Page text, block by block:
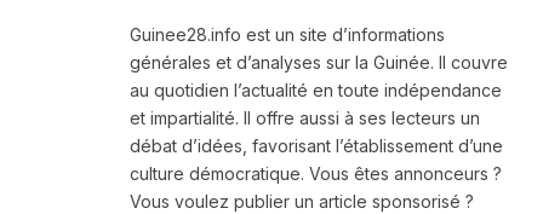
Guinee28.info est un site d’informations
générales et d’analyses sur la Guinée. Il couvre
au quotidien l’actualité en toute indépendance
et impartialité. Il offre aussi à ses lecteurs un
débat d’idées, favorisant l’établissement d’une
culture démocratique. Vous êtes annonceurs ?
Vous voulez publier un article sponsorisé ?